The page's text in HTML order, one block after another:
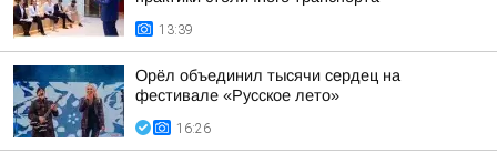
13:39
Орёл объединил тысячи сердец на
фестивале «Русское лето»
16:26